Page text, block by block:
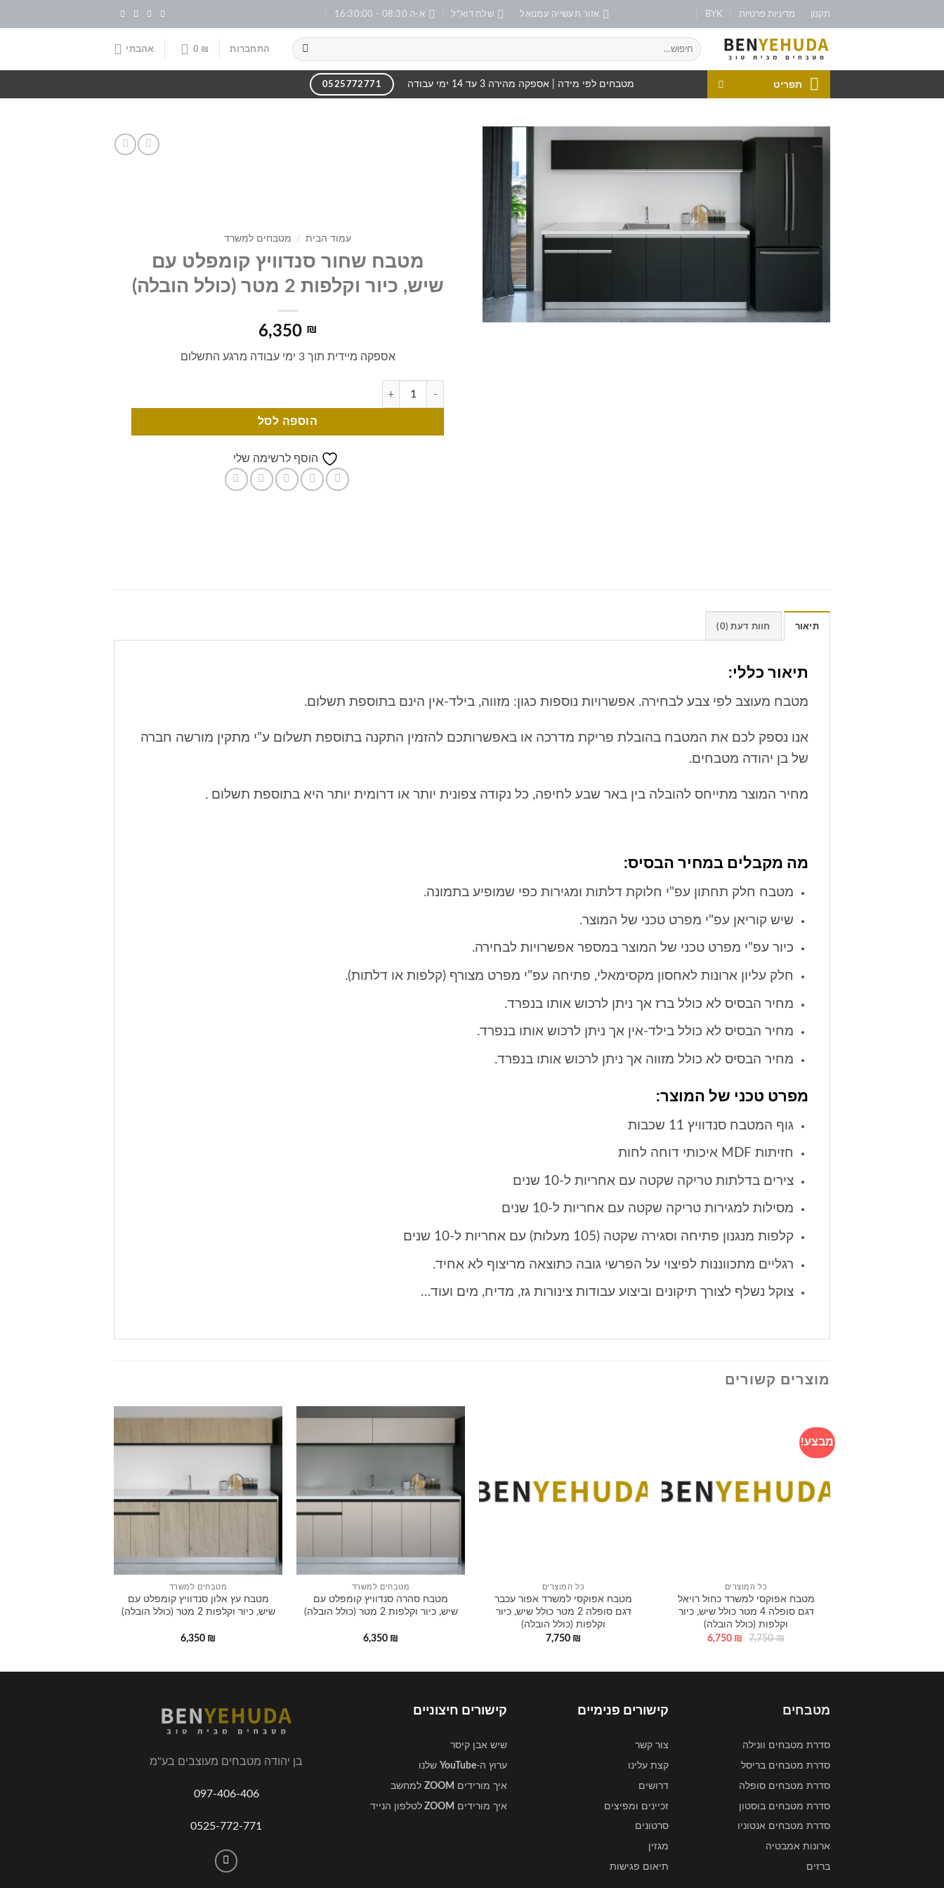
תקנון מדיניות פרטיות BYK אזור תעשייה עמנואל שלח דוא"ל א-ה 08:30 - 16:30:00
התחברות 0 ₪ אהבתי
תפריט מטבחים לפי מידה | אספקה מהירה 3 עד 14 ימי עבודה 0525772771
הוסף
לרשימה
שלי
עמוד הבית / מטבחים למשרד
מטבח שחור סנדוויץ קומפלט עם
שיש, כיור וקלפות 2 מטר (כולל הובלה)
6,350 ₪
אספקה מיידית תוך 3 ימי עבודה מרגע התשלום
הוספה לסל
הוסף לרשימה שלי
תיאור חוות דעת (0)
תיאור כללי:
מטבח מעוצב לפי צבע לבחירה. אפשרויות נוספות כגון: מזווה, בילד-אין הינם בתוספת תשלום.
אנו נספק לכם את המטבח בהובלת פריקת מדרכה או באפשרותכם להזמין התקנה בתוספת תשלום ע"י מתקין מורשה חברה
של בן יהודה מטבחים.
מחיר המוצר מתייחס להובלה בין באר שבע לחיפה, כל נקודה צפונית יותר או דרומית יותר היא בתוספת תשלום .
מה מקבלים במחיר הבסיס:
מטבח חלק תחתון עפ"י חלוקת דלתות ומגירות כפי שמופיע בתמונה.
שיש קוריאן עפ"י מפרט טכני של המוצר.
כיור עפ"י מפרט טכני של המוצר במספר אפשרויות לבחירה.
חלק עליון ארונות לאחסון מקסימאלי, פתיחה עפ"י מפרט מצורף (קלפות או דלתות).
מחיר הבסיס לא כולל ברז אך ניתן לרכוש אותו בנפרד.
מחיר הבסיס לא כולל בילד-אין אך ניתן לרכוש אותו בנפרד.
מחיר הבסיס לא כולל מזווה אך ניתן לרכוש אותו בנפרד.
מפרט טכני של המוצר:
גוף המטבח סנדוויץ 11 שכבות
חזיתות MDF איכותי דוחה לחות
צירים בדלתות טריקה שקטה עם אחריות ל-10 שנים
מסילות למגירות טריקה שקטה עם אחריות ל-10 שנים
קלפות מנגנון פתיחה וסגירה שקטה (105 מעלות) עם אחריות ל-10 שנים
רגליים מתכווננות לפיצוי על הפרשי גובה כתוצאה מריצוף לא אחיד.
צוקל נשלף לצורך תיקונים וביצוע עבודות צינורות גז, מדיח, מים ועוד…
מוצרים קשורים
מבצע!
כל המוצרים
מטבח אפוקסי למשרד כחול רויאל
דגם סופלה 4 מטר כולל שיש, כיור
וקלפות (כולל הובלה)
7,750₪
6,750 ₪
כל המוצרים
מטבח אפוקסי למשרד אפור עכבר
דגם סופלה 2 מטר כולל שיש, כיור
וקלפות (כולל הובלה)
7,750 ₪
הוסף
מטבחים למשרד
מטבח סהרה סנדוויץ קומפלט עם
שיש, כיור וקלפות 2 מטר (כולל הובלה)
6,350 ₪
הוסף
מטבחים למשרד
מטבח עץ אלון סנדוויץ קומפלט עם
שיש, כיור וקלפות 2 מטר (כולל הובלה)
6,350 ₪
מטבחים
סדרת מטבחים וונילה
סדרת מטבחים בריסל
סדרת מטבחים סופלה
סדרת מטבחים בוסטון
סדרת מטבחים אנטוניו
ארונות אמבטיה
ברזים
קישורים פנימיים
צור קשר
קצת עלינו
דרושים
זכיינים ומפיצים
סרטונים
מגזין
תיאום פגישות
קישורים חיצוניים
שיש אבן קיסר
ערוץ ה-YouTubeשלנו
איך מורידים ZOOMלמחשב
איך מורידים ZOOM לטלפון הנייד
בן יהודה מטבחים מעוצבים בע"מ
097-406-406
0525-772-771